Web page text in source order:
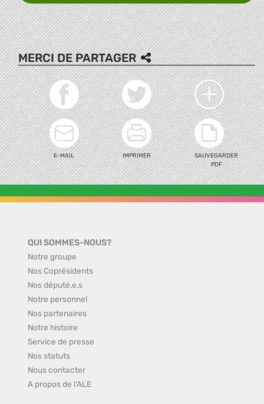
MERCI DE PARTAGER
E-MAIL IMPRIMER
SAUVEGARDER
PDF
QUI SOMMES-NOUS?
Notre groupe
Nos Coprésidents
Nos député.e.s
Notre personnel
Nos partenaires
Notre histoire
Service de presse
Nos statuts
Nous contacter
A propos de l'ALE